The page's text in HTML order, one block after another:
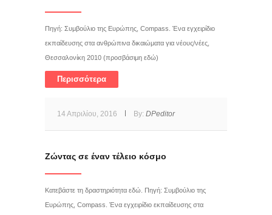
Πηγή: Συμβούλιο της Ευρώπης, Compass. Ένα εγχειρίδιο
εκπαίδευσης στα ανθρώπινα δικαιώματα για νέους/νέες,
Θεσσαλονίκη 2010 (προσβάσιμη εδώ)
Περισσότερα
14 Απριλίου, 2016 By: DPeditor
Ζώντας σε έναν τέλειο κόσμο
Κατεβάστε τη δραστηριότητα εδώ. Πηγή: Συμβούλιο της
Ευρώπης, Compass. Ένα εγχειρίδιο εκπαίδευσης στα